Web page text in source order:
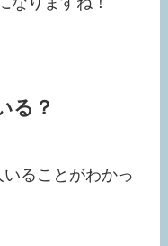
る？
ることがわかっ